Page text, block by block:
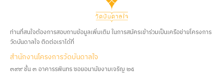
ท่านที่สนใจต้องการสอบถามข้อมูลเพิ่มเติม ในการสมัครเข้าร่วมเป็นเครือข่ายโครงการ
วัดบันดาลใจ ติดต่อเราได้ที่
สํานักงานโครงการวัดบันดาลใจ
๓๙๙ ชั้น ๓ อาคารรพินทร ซอยอนามัยงามเจริญ ๒๕